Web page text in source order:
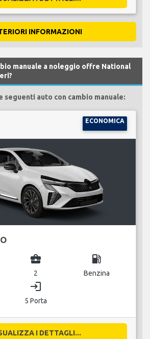
INFORMAZIONI
manuale a noleggio offre National
seguenti auto con cambio manuale:
ECONOMICA
business_center
2
local_gas_station
Benzina
login
5 Porta
I DETTAGLI...